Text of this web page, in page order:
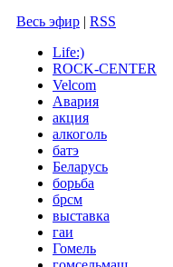
Весь эфир | RSS
Life:)
ROCK-CENTER
Velcom
Авария
акция
алкоголь
батэ
Беларусь
борьба
брсм
выставка
гаи
Гомель